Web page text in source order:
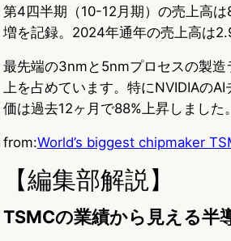
第4四半期（10-12月期）の売上高
増を記録。2024年通年の売上高は
最先端の3nmと5nmプロセスの製造
上を占めています。特にNVIDIAの
価は過去12ヶ月で88%上昇しました。
from:World’s biggest chipmaker
【編集部解説】
TSMCの業績から見える半